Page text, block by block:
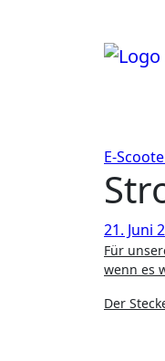
E-
21. Juni
Für
wenn es
Der